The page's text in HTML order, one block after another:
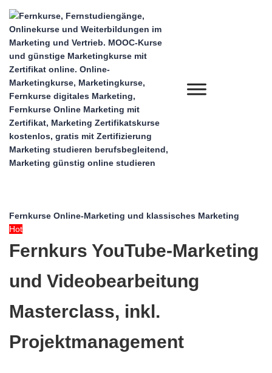
Fernkurse Online-Marketing und klassisches Marketing
Hot
Fernkurs YouTube-Marketing
und Videobearbeitung
Masterclass, inkl.
Projektmanagement